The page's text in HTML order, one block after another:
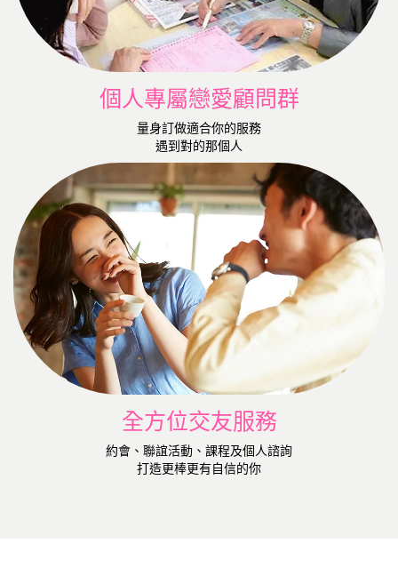
個人專屬戀愛顧問群
量身訂做適合你的服務
遇到對的那個人
全方位交友服務
約會、聯誼活動、課程及個人諮詢
打造更棒更有自信的你